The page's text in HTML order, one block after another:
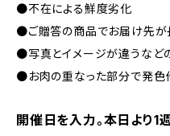
●不在による鮮度劣化
●ご贈答の商品でお届け先
●写真とイメージが違うなど
●お肉の重なった部分で発色
開催日を入力。本日より